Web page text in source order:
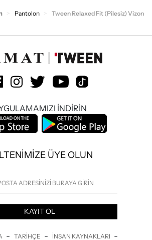
Pantolon
Tween Relaxed Fit (Pilesiz) Vizon
İNDİRİN
ÜYE OLUN
KAYIT OL
- TARIHÇE - İNSAN KAYNAKLARI -